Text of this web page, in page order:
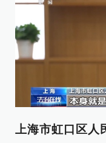
上海市虹口区人